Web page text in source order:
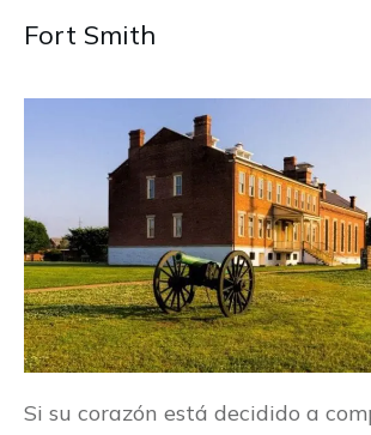
Fort Smith
Si su corazón está decidido a